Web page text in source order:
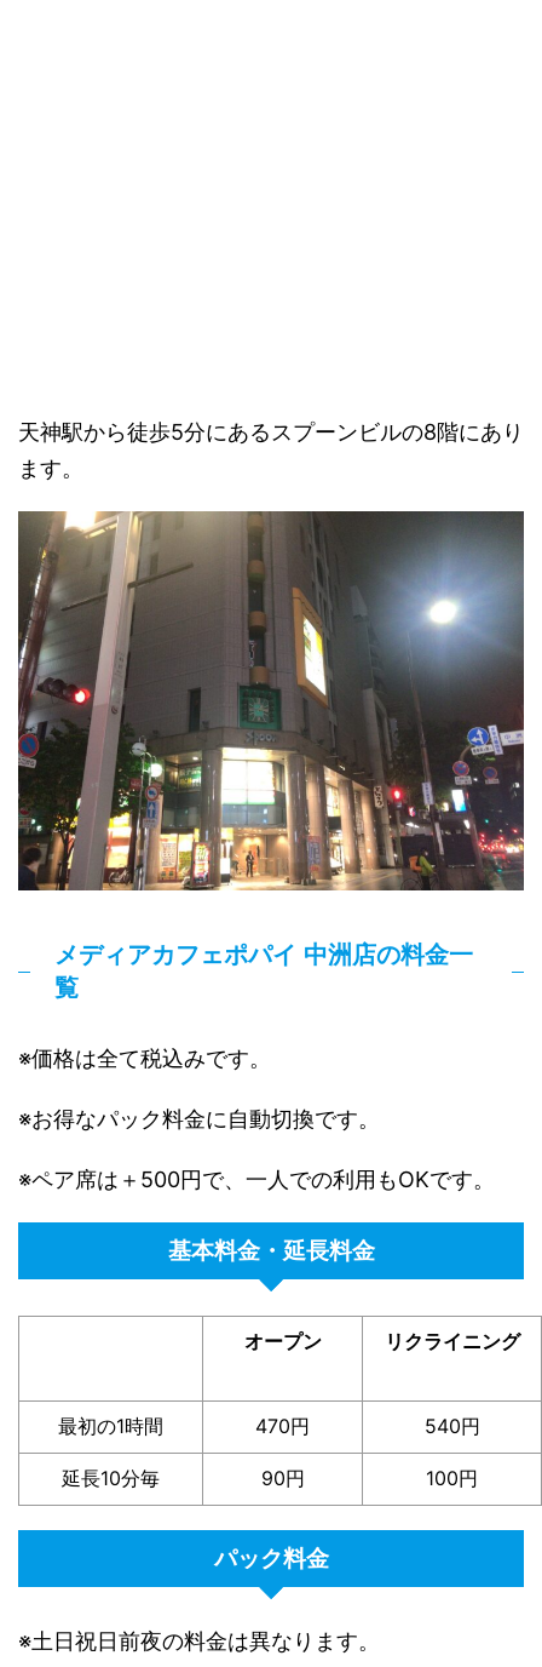
天神駅から徒歩5分にあるスプーンビルの8階にあり
ます。
メディアカフェポパイ 中洲店の料金一
覧
※価格は全て税込みです。
※お得なパック料金に自動切換です。
※ペア席は＋500円で、一人での利用もOKです。
基本料金・延長料金
オープン リクライニング
最初の1時間 470円 540円
延長10分毎 90円 100円
パック料金
※土日祝日前夜の料金は異なります。